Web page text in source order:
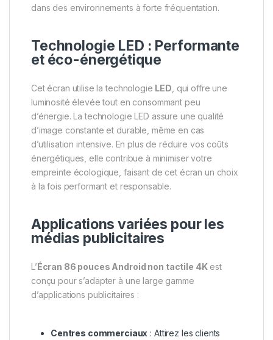
dans des environnements à forte fréquentation.
Technologie LED : Performante
et éco-énergétique
Cet écran utilise la technologie LED , qui offre une
luminosité élevée tout en consommant peu
d’énergie. La technologie LED assure une qualité
d’image constante et durable, même en cas
d’utilisation intensive. En plus de réduire vos coûts
énergétiques, elle contribue à minimiser votre
empreinte écologique, faisant de cet écran un choix
à la fois performant et responsable.
Applications variées pour les
médias publicitaires
L’Écran 86 pouces Android non tactile 4Kest
conçu pour s’adapter à une large gamme
d’applications publicitaires :
Centres commerciaux : Attirez les clients